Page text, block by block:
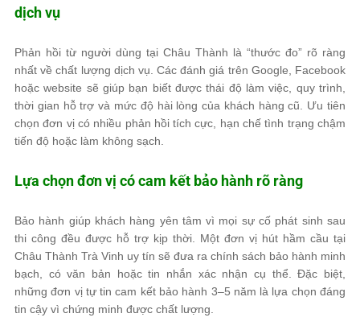
dịch vụ
Phản hồi từ người dùng tại Châu Thành là “thước đo” rõ ràng
nhất về chất lượng dịch vụ. Các đánh giá trên Google, Facebook
hoặc website sẽ giúp bạn biết được thái độ làm việc, quy trình,
thời gian hỗ trợ và mức độ hài lòng của khách hàng cũ. Ưu tiên
chọn đơn vị có nhiều phản hồi tích cực, hạn chế tình trạng chậm
tiến độ hoặc làm không sạch.
Lựa chọn đơn vị có cam kết bảo hành rõ ràng
Bảo hành giúp khách hàng yên tâm vì mọi sự cố phát sinh sau
thi công đều được hỗ trợ kịp thời. Một đơn vị hút hầm cầu tại
Châu Thành Trà Vinh uy tín sẽ đưa ra chính sách bảo hành minh
bạch, có văn bản hoặc tin nhắn xác nhận cụ thể. Đặc biệt,
những đơn vị tự tin cam kết bảo hành 3–5 năm là lựa chọn đáng
tin cậy vì chứng minh được chất lượng.